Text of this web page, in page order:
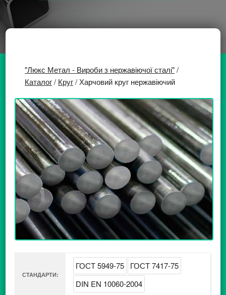
"Люкс Метал - Вироби з нержавіючої сталі"/
Каталог/ Круг/ Харчовий круг нержавіючий
СТАНДАРТИ:
ГОСТ 5949-75
ГОСТ 7417-75
DIN EN 10060-2004